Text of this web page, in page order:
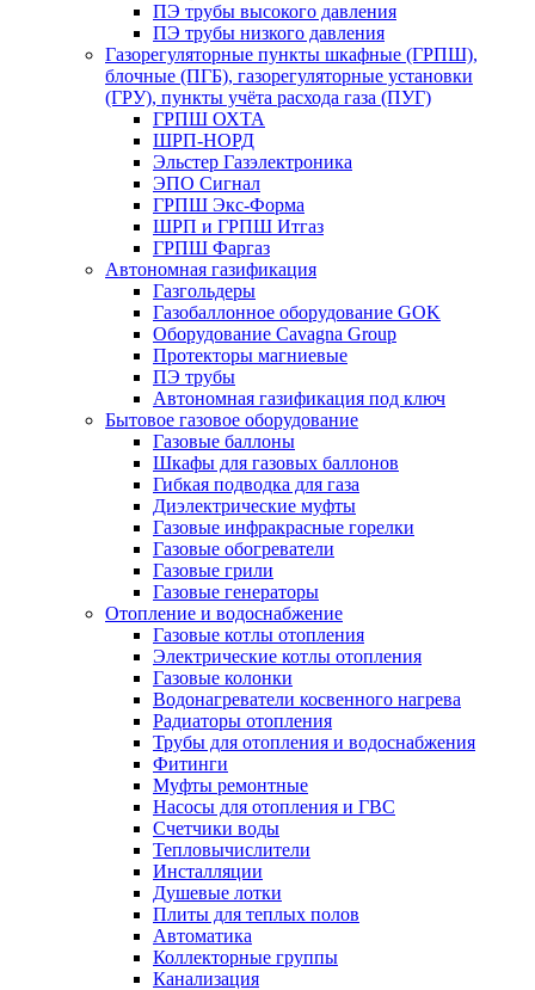
ПЭ трубы высокого давления
ПЭ трубы низкого давления
Газорегуляторные пункты шкафные (ГРПШ),
блочные (ПГБ), газорегуляторные установки
(ГРУ), пункты учёта расхода газа (ПУГ)
ГРПШ ОХТА
ШРП-НОРД
Эльстер Газэлектроника
ЭПО Сигнал
ГРПШ Экс-Форма
ШРП и ГРПШ Итгаз
ГРПШ Фаргаз
Автономная газификация
Газгольдеры
Газобаллонное оборудование GOK
Оборудование Cavagna Group
Протекторы магниевые
ПЭ трубы
Автономная газификация под ключ
Бытовое газовое оборудование
Газовые баллоны
Шкафы для газовых баллонов
Гибкая подводка для газа
Диэлектрические муфты
Газовые инфракрасные горелки
Газовые обогреватели
Газовые грили
Газовые генераторы
Отопление и водоснабжение
Газовые котлы отопления
Электрические котлы отопления
Газовые колонки
Водонагреватели косвенного нагрева
Радиаторы отопления
Трубы для отопления и водоснабжения
Фитинги
Муфты ремонтные
Насосы для отопления и ГВС
Счетчики воды
Тепловычислители
Инсталляции
Душевые лотки
Плиты для теплых полов
Автоматика
Коллекторные группы
Канализация